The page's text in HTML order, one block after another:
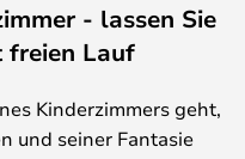
- lassen Sie
freien Lauf
Kinderzimmers geht,
und seiner Fantasie